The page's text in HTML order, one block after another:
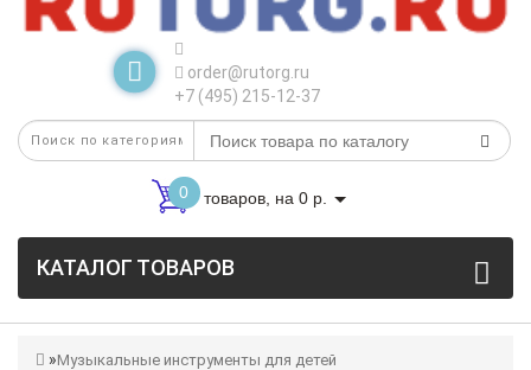
order@rutorg.ru
+7 (495) 215-12-37
0 товаров, на 0 р.
КАТАЛОГ ТОВАРОВ
Музыкальные инструменты для детей